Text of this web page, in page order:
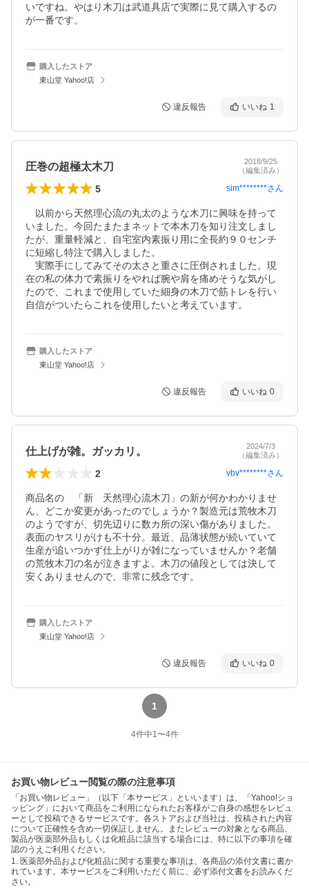
いですね。やはり木刀は武道具店で実際に見て購入するの
が一番です。
購入したストア
東山堂 Yahoo!店
違反報告 いいね 1
圧巻の超極太木刀
2018/9/25
（編集済み）
5 sim********さん
以前から天然理心流の丸太のような木刀に興味を持って
いました。今回たまたまネットで本木刀を知り注文しまし
たが、重量軽減と、自宅室内素振り用に全長約９０センチ
に短縮し特注で購入しました。
実際手にしてみてその太さと重さに圧倒されました。現
在の私の体力で素振りをやれば腕や肩を痛めそうな気がし
たので、これまで使用していた細身の木刀で筋トレを行い
自信がついたらこれを使用したいと考えています。
購入したストア
東山堂 Yahoo!店
違反報告 いいね 0
仕上げが雑。ガッカリ。
2024/7/3
（編集済み）
2 vbv********さん
商品名の　「新　天然理心流木刀」の新が何かわかりませ
ん、どこか変更があったのでしょうか？製造元は荒牧木刀
のようですが、切先辺りに数カ所の深い傷がありました。
表面のヤスリがけも不十分。最近、品薄状態が続いていて
生産が追いつかず仕上がりが雑になっていませんか？老舗
の荒牧木刀の名が泣きますよ。木刀の値段としては決して
安くありませんので、非常に残念です。
購入したストア
東山堂 Yahoo!店
違反報告 いいね 0
1
4件中1〜4件
お買い物レビュー閲覧の際の注意事項
「お買い物レビュー」（以下「本サービス」といいます）は、「Yahoo!ショ
ッピング」において商品をご利用になられたお客様がご自身の感想をレビュ
ーとして投稿できるサービスです。各ストアおよび当社は、投稿された内容
について正確性を含め一切保証しません。またレビューの対象となる商品、
製品が医薬部外品もしくは化粧品に該当する場合には、特に以下の事項を確
認のうえご利用ください。
1. 医薬部外品および化粧品に関する重要な事項は、各商品の添付文書に書か
れています。本サービスをご利用いただく前に、必ず添付文書をお読みくだ
さい。